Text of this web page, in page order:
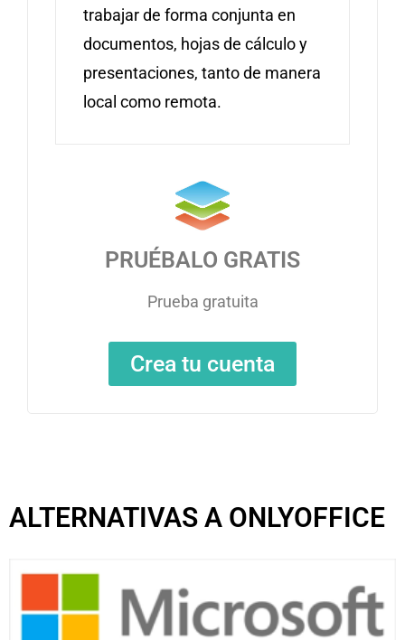
trabajar de forma conjunta en
documentos, hojas de cálculo y
presentaciones, tanto de manera
local como remota.
PRUÉBALO GRATIS
Prueba gratuita
Crea tu cuenta
ALTERNATIVAS A ONLYOFFICE